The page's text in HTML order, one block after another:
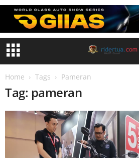
Home Tags Pameran
Tag: pameran